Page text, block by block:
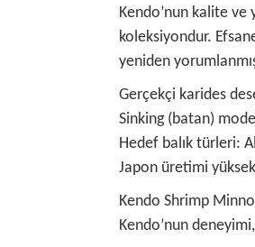
Kendo’nun kalite
koleksiyondur.
yeniden
Gerçekçi karides
Sinking (batan)
Hedef balık türleri:
Japon üretimi
Kendo Shrimp
Kendo’nun